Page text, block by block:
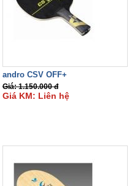
andro CSV OFF+
Giá: 1.150.000 đ
Giá KM: Liên hệ